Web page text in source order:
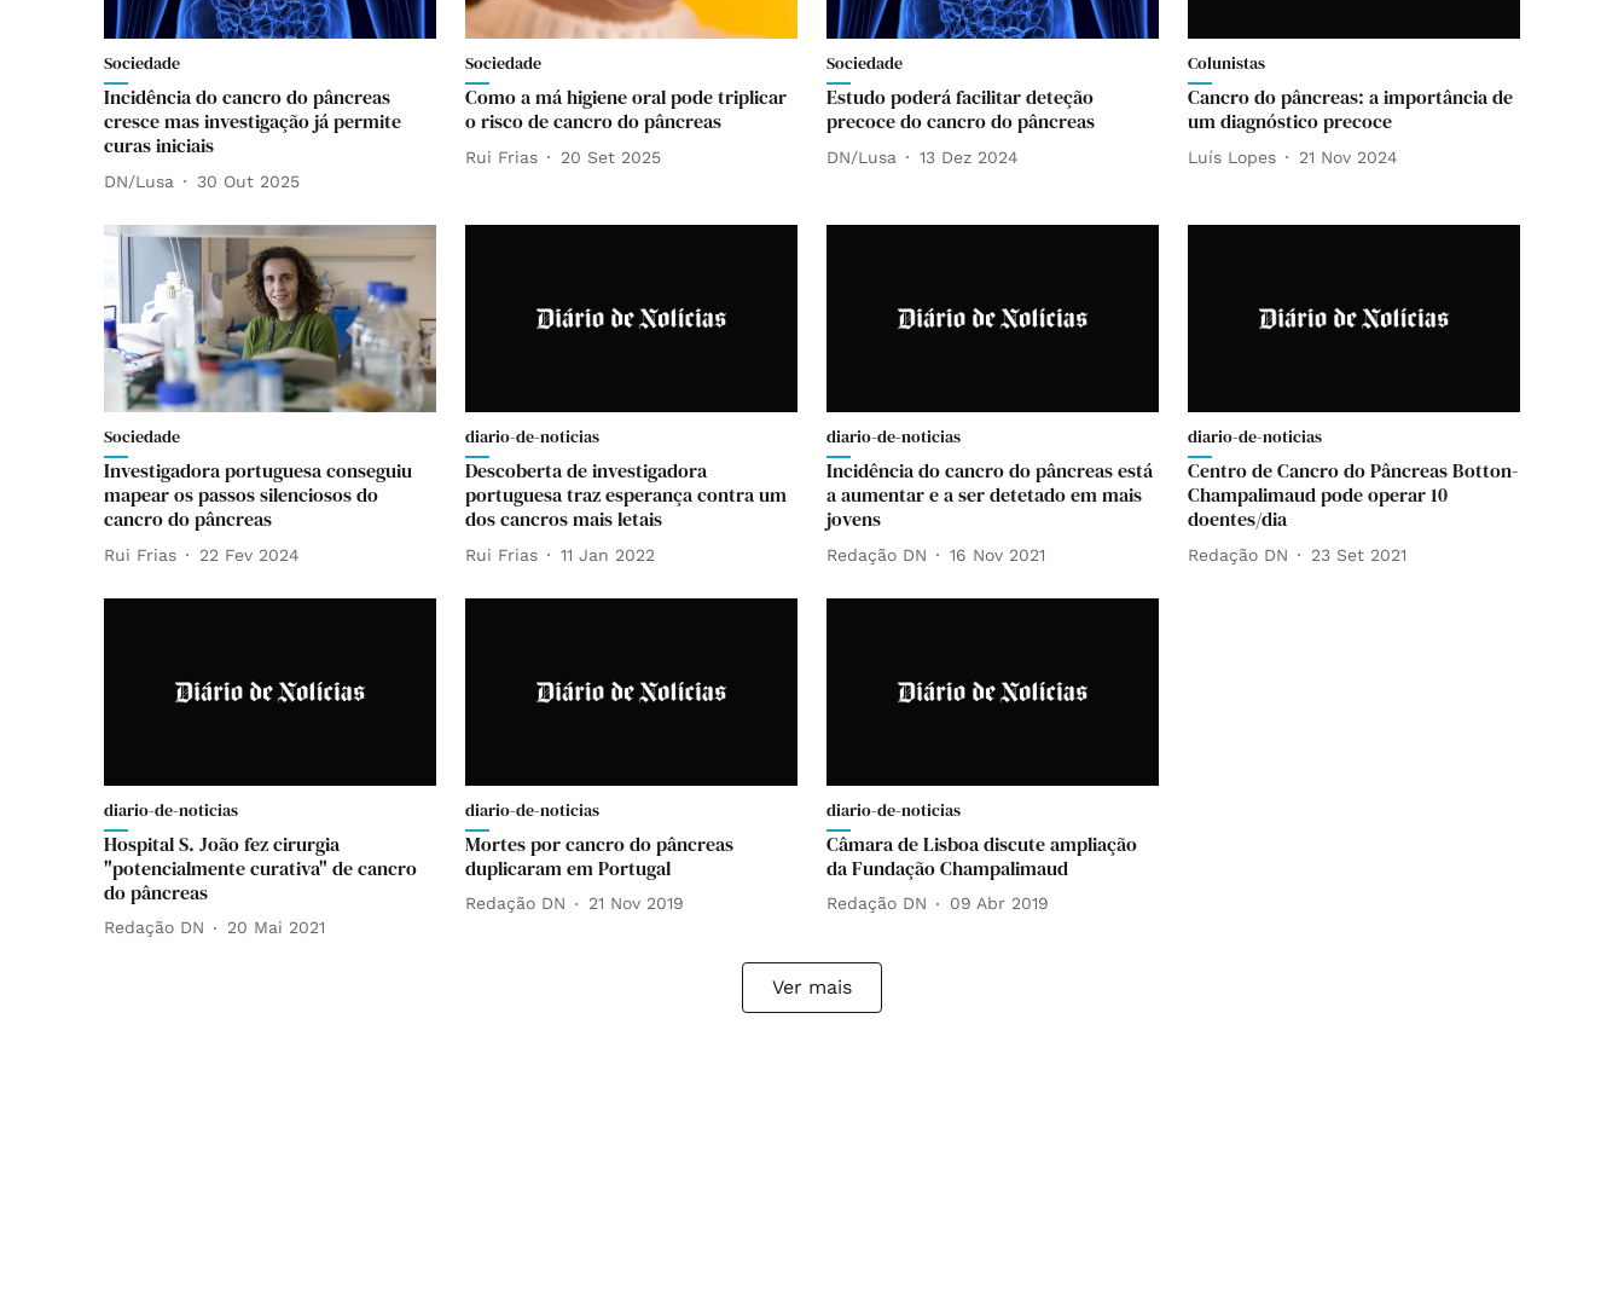
Sociedade
Incidência do cancro do pâncreas
cresce mas investigação já permite
curas iniciais
DN/Lusa 30 Out 2025
Sociedade
Como a má higiene oral pode triplicar
o risco de cancro do pâncreas
Rui Frias 20 Set 2025
Sociedade
Estudo poderá facilitar deteção
precoce do cancro do pâncreas
DN/Lusa 13 Dez 2024
Colunistas
Cancro do pâncreas: a importância de
um diagnóstico precoce
Luís Lopes 21 Nov 2024
Sociedade
Investigadora portuguesa conseguiu
mapear os passos silenciosos do
cancro do pâncreas
Rui Frias 22 Fev 2024
diario-de-noticias
Descoberta de investigadora
portuguesa traz esperança contra um
dos cancros mais letais
Rui Frias 11 Jan 2022
diario-de-noticias
Incidência do cancro do pâncreas está
a aumentar e a ser detetado em mais
jovens
Redação DN 16 Nov 2021
diario-de-noticias
Centro de Cancro do Pâncreas Botton-
Champalimaud pode operar 10
doentes/dia
Redação DN 23 Set 2021
diario-de-noticias
Hospital S. João fez cirurgia
"potencialmente curativa" de cancro
do pâncreas
Redação DN 20 Mai 2021
diario-de-noticias
Mortes por cancro do pâncreas
duplicaram em Portugal
Redação DN 21 Nov 2019
diario-de-noticias
Câmara de Lisboa discute ampliação
da Fundação Champalimaud
Redação DN 09 Abr 2019
Ver mais